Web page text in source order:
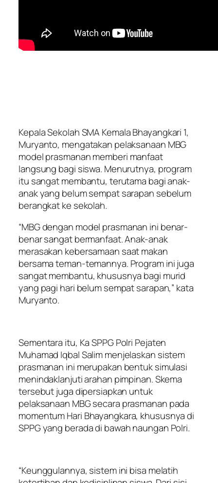
Kepala Sekolah SMA Kemala Bhayangkari 1,
Muryanto, mengatakan pelaksanaan MBG
model prasmanan memberi manfaat
langsung bagi siswa. Menurutnya, program
itu sangat membantu, terutama bagi anak-
anak yang belum sempat sarapan sebelum
berangkat ke sekolah.
“MBG dengan model prasmanan ini benar-
benar sangat bermanfaat. Anak-anak
merasakan kebersamaan saat makan
bersama teman-temannya. Program ini juga
sangat membantu, khususnya bagi murid
yang pagi hari belum sempat sarapan,” kata
Muryanto.
Sementara itu, Ka SPPG Polri Pejaten
Muhamad Iqbal Salim menjelaskan sistem
prasmanan ini merupakan bentuk simulasi
menindaklanjuti arahan pimpinan. Skema
tersebut juga dipersiapkan untuk
pelaksanaan MBG secara prasmanan pada
momentum Hari Bhayangkara, khususnya di
SPPG yang berada di bawah naungan Polri.
“Keunggulannya, sistem ini bisa melatih